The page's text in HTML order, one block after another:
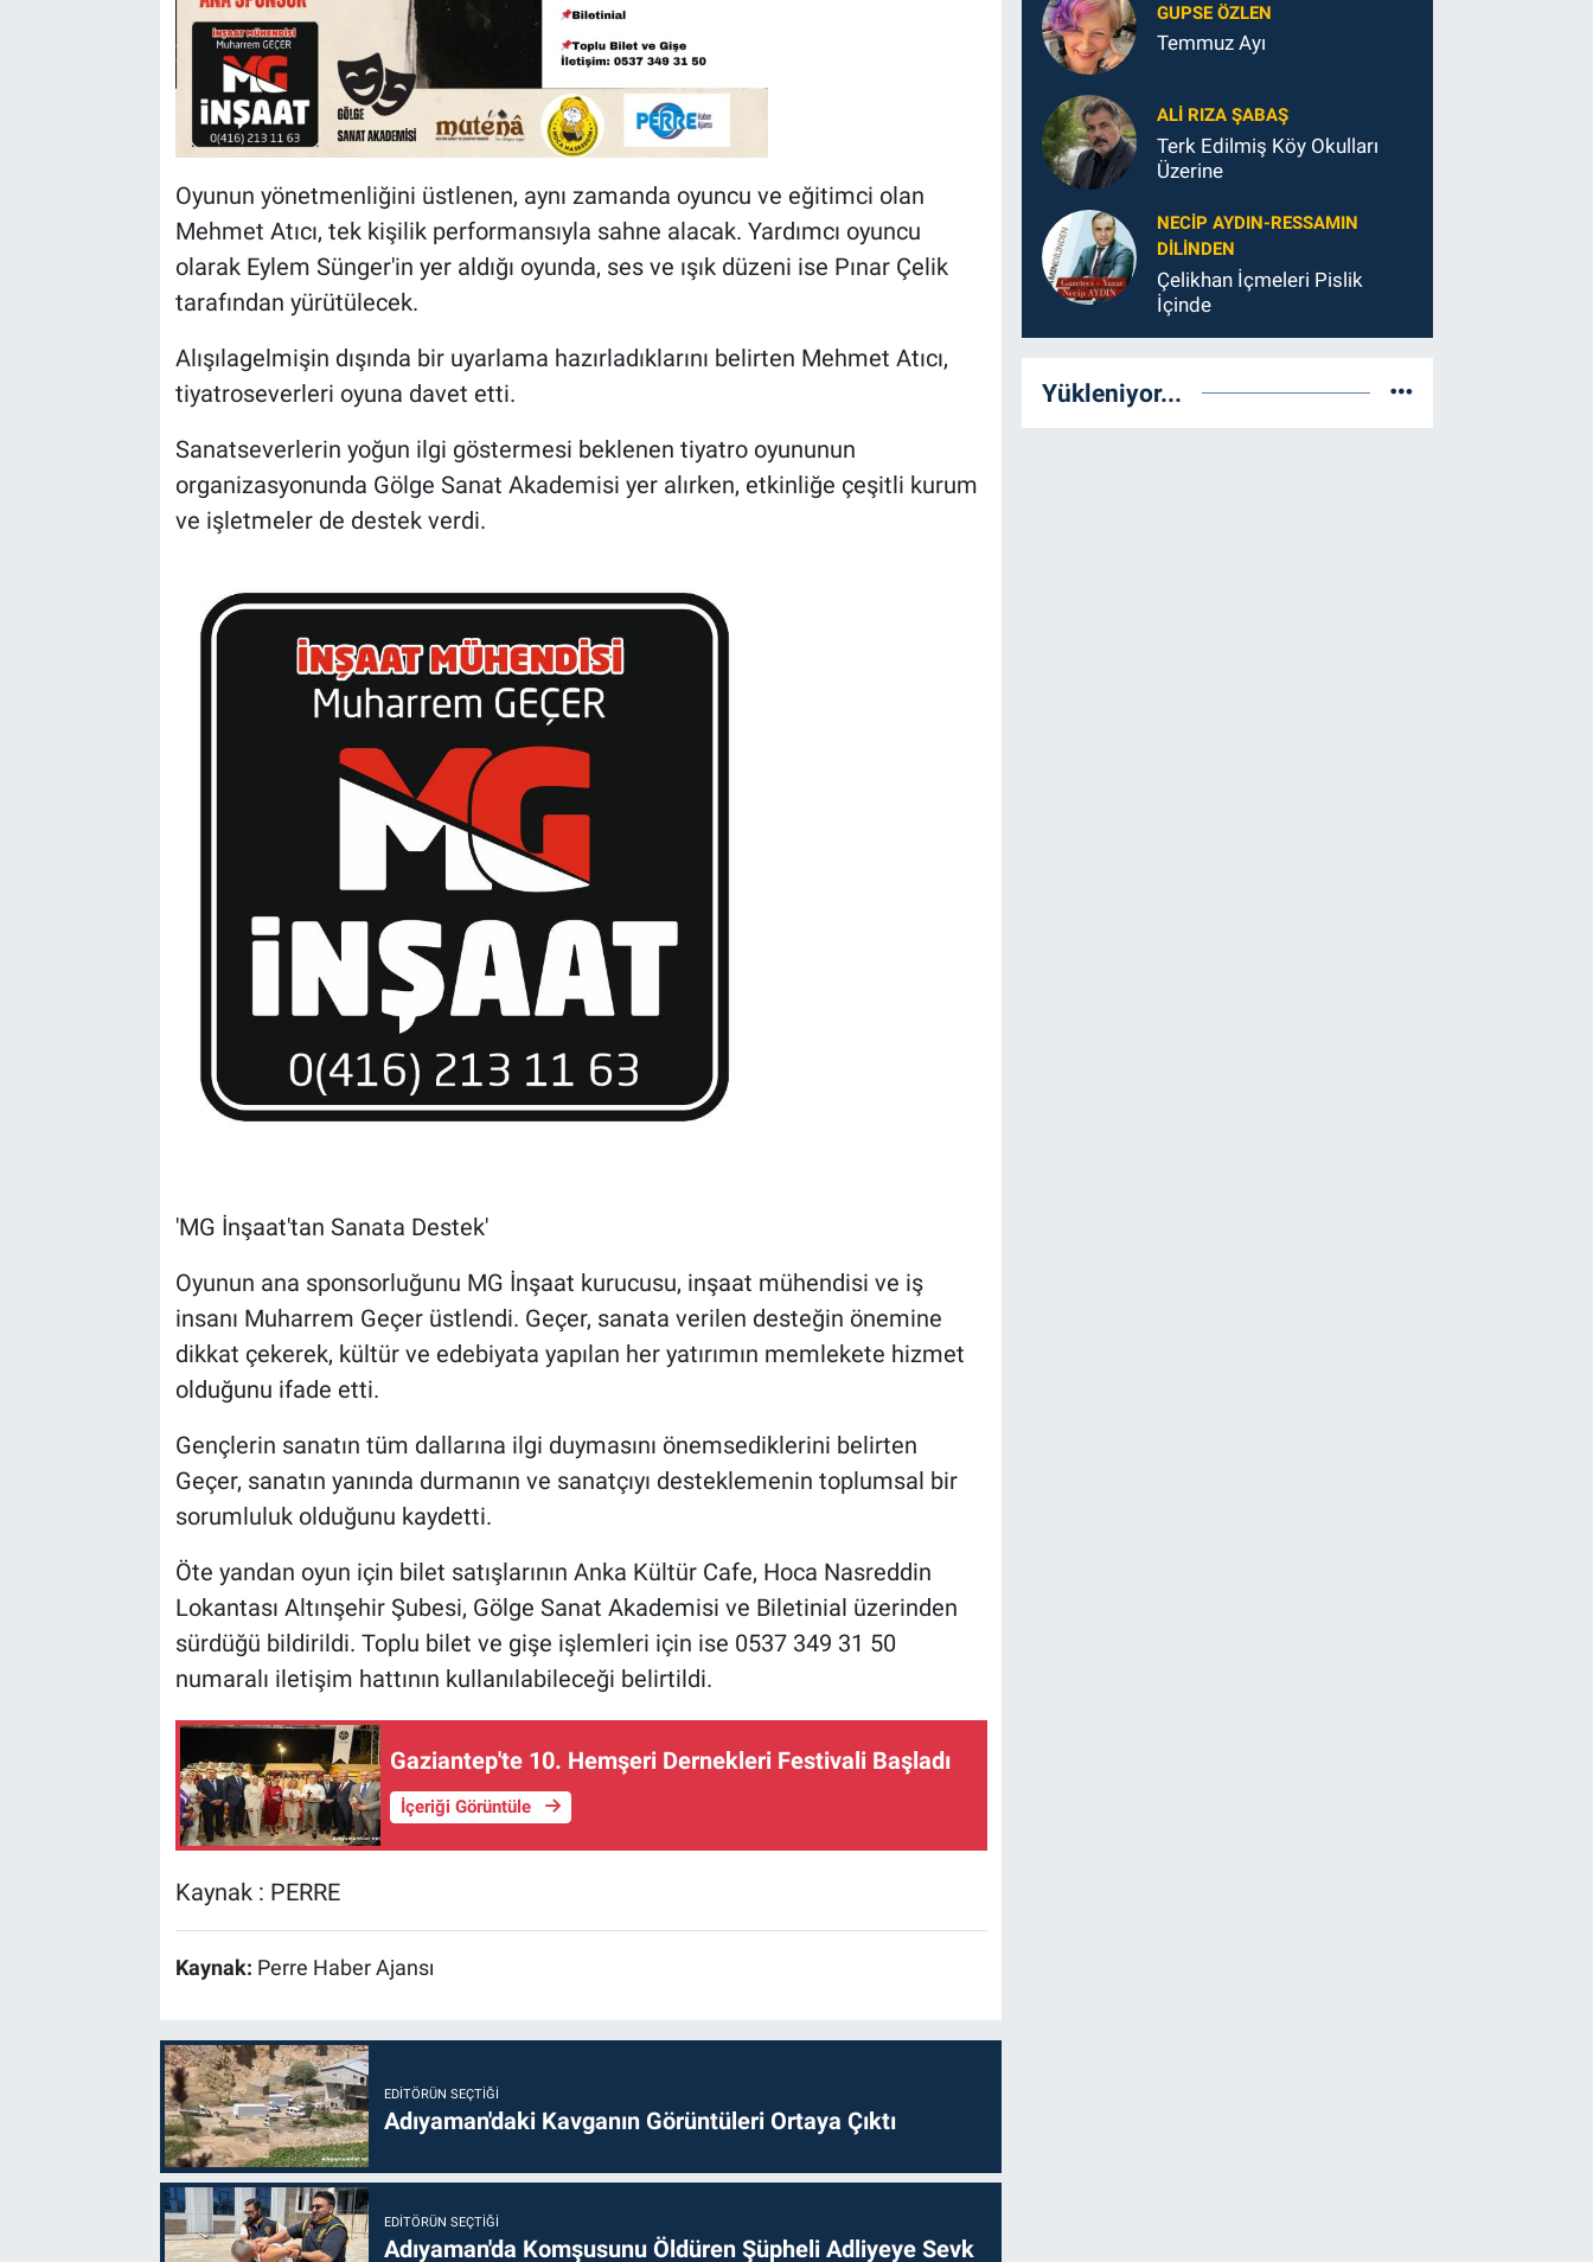
Oyunun yönetmenliğini üstlenen, aynı zamanda oyuncu ve eğitimci olan
Mehmet Atıcı, tek kişilik performansıyla sahne alacak. Yardımcı oyuncu
olarak Eylem Sünger'in yer aldığı oyunda, ses ve ışık düzeni ise Pınar Çelik
tarafından yürütülecek.
Alışılagelmişin dışında bir uyarlama hazırladıklarını belirten Mehmet Atıcı,
tiyatroseverleri oyuna davet etti.
Sanatseverlerin yoğun ilgi göstermesi beklenen tiyatro oyununun
organizasyonunda Gölge Sanat Akademisi yer alırken, etkinliğe çeşitli kurum
ve işletmeler de destek verdi.
'MG İnşaat'tan Sanata Destek'
Oyunun ana sponsorluğunu MG İnşaat kurucusu, inşaat mühendisi ve iş
insanı Muharrem Geçer üstlendi. Geçer, sanata verilen desteğin önemine
dikkat çekerek, kültür ve edebiyata yapılan her yatırımın memlekete hizmet
olduğunu ifade etti.
Gençlerin sanatın tüm dallarına ilgi duymasını önemsediklerini belirten
Geçer, sanatın yanında durmanın ve sanatçıyı desteklemenin toplumsal bir
sorumluluk olduğunu kaydetti.
Öte yandan oyun için bilet satışlarının Anka Kültür Cafe, Hoca Nasreddin
Lokantası Altınşehir Şubesi, Gölge Sanat Akademisi ve Biletinial üzerinden
sürdüğü bildirildi. Toplu bilet ve gişe işlemleri için ise 0537 349 31 50
numaralı iletişim hattının kullanılabileceği belirtildi.
Gaziantep'te 10. Hemşeri Dernekleri Festivali Başladı
İçeriği Görüntüle
Kaynak : PERRE
Kaynak: Perre Haber Ajansı
EDITÖRÜN SEÇTIĞI
Adıyaman'daki Kavganın Görüntüleri Ortaya Çıktı
EDITÖRÜN SEÇTIĞI
Adıyaman'da Komşusunu Öldüren Şüpheli Adliyeye Sevk
GUPSE ÖZLEN
Temmuz Ayı
ALI RIZA ŞABAŞ
Terk Edilmiş Köy Okulları
Üzerine
NECIP AYDIN-RESSAMIN
DILINDEN
Çelikhan İçmeleri Pislik
İçinde
Yükleniyor...